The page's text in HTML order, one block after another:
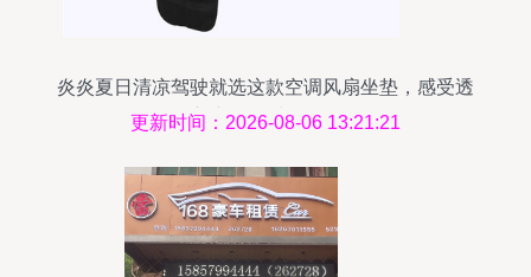
炎炎夏日清凉驾驶就选这款空调风扇坐垫，感受透
心凉的舒适体验！
更新时间：2026-08-06 13:21:21